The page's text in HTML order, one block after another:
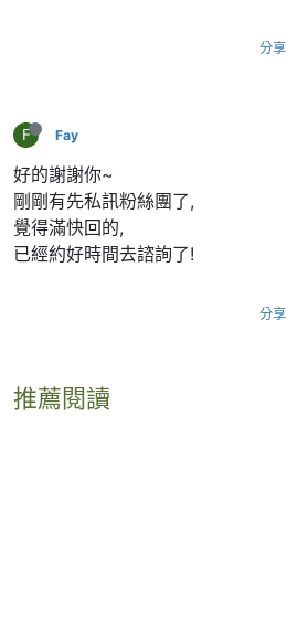
分享
F Fay
好的謝謝你~
剛剛有先私訊粉絲團了,
覺得滿快回的,
已經約好時間去諮詢了!
分享
推薦閱讀